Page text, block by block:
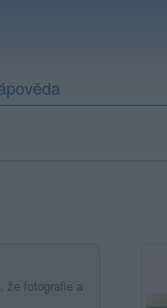
že fotografie a